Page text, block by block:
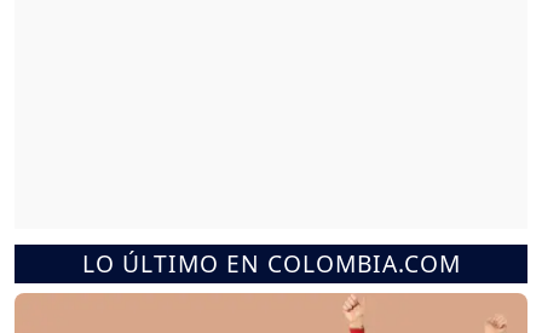
LO ÚLTIMO EN COLOMBIA.COM